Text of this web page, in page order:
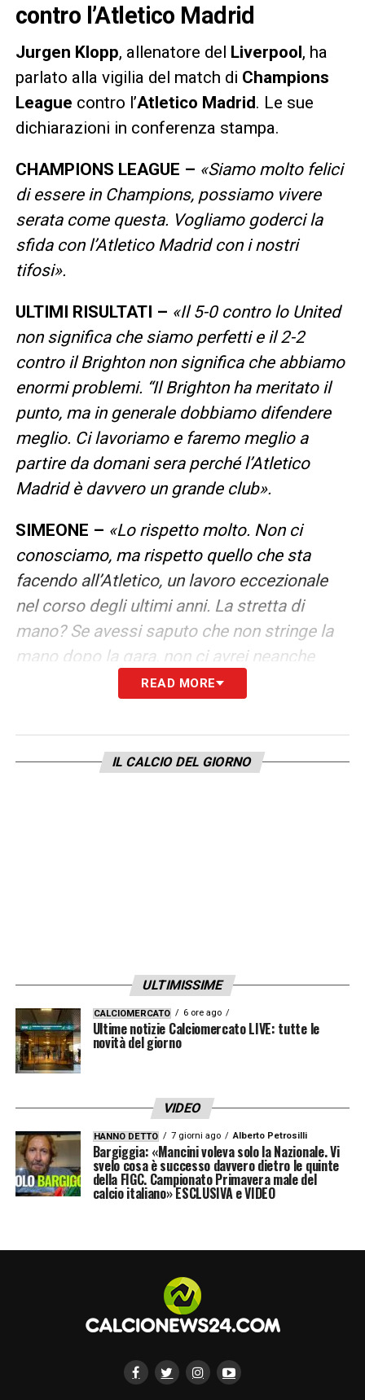
contro l’Atletico Madrid
Jurgen Klopp, allenatore del Liverpool, ha
parlato alla vigilia del match di Champions
League contro l’Atletico Madrid. Le sue
dichiarazioni in conferenza stampa.
CHAMPIONS LEAGUE – «Siamo molto felici
di essere in Champions, possiamo vivere
serata come questa. Vogliamo goderci la
sfida con l’Atletico Madrid con i nostri
tifosi».
ULTIMI RISULTATI – «Il 5-0 contro lo United
non significa che siamo perfetti e il 2-2
contro il Brighton non significa che abbiamo
enormi problemi. “Il Brighton ha meritato il
punto, ma in generale dobbiamo difendere
meglio. Ci lavoriamo e faremo meglio a
partire da domani sera perché l’Atletico
Madrid è davvero un grande club».
SIMEONE – «Lo rispetto molto. Non ci
conosciamo, ma rispetto quello che sta
facendo all’Atletico, un lavoro eccezionale
nel corso degli ultimi anni. La stretta di
mano? Se avessi saputo che non stringe la
mano dopo la gara, non ci avrei neanche
fasi. Siamo partiti bene, abbiamo domani e
poi abbiamo subito il ritorno dell’Atletico.
READ MORE
IL CALCIO DEL GIORNO
ULTIMISSIME
CALCIOMERCATO 6 ore ago
Ultime notizie Calciomercato LIVE: tutte le
novità del giorno
VIDEO
HANNO DETTO 7 giorni ago Alberto Petrosilli
Bargiggia: «Mancini voleva solo la Nazionale. Vi
svelo cosa è successo davvero dietro le quinte
della FIGC. Campionato Primavera male del
calcio italiano» ESCLUSIVA e VIDEO